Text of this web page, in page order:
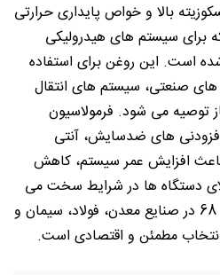
با ویسکوزیته بالا و خواص پایداری حرارتی
برای سیستم های هیدرولیکی
است. این روغن برای استفاده
صنعتی، سیستم های انتقال
می شود. فرمولاسیون
های ضدسایش، آنتی
افزایش عمر سیستم، کاهش
دستگاه ها در شرایط سخت می
شود. استفاده از بهران درفش 68 در صنایع معدن، فولاد، سیمان و
مطمئن و اقتصادی است.